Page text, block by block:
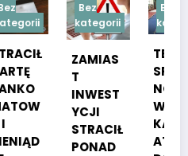
Bez
kategorii
ZAMIAS
T
INWEST
YCJI
STRACIŁ
PONAD
Bez
kategorii
TESTY
NOŚCIO
KANDYD
ATÓW